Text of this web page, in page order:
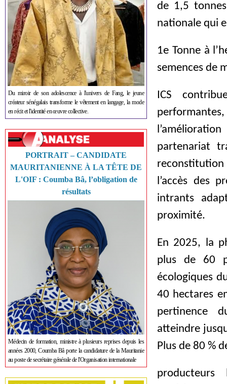
Du miroir de son adolescence à l'univers de Fang, le jeune
créateur sénégalais transforme le vêtement en langage, la mode
en récit et l'identité en œuvre collective.
PORTRAIT – CANDIDATE
MAURITANIENNE À LA TÊTE DE
L'OIF : Coumba Bâ, l’obligation de
résultats
Médecin de formation, ministre à plusieurs reprises depuis les
années 2000, Coumba Bâ porte la candidature de la Mauritanie
au poste de secrétaire générale de l'Organisation internationale
de 1,5
nationale qui
1e Tonne à
semences de
ICS
partenariat
l’accès des
intrants
proximité.
En 2025, la
plus de 60
écologiques
40 hectares
pertinence
atteindre
Plus de 80 %
producteurs